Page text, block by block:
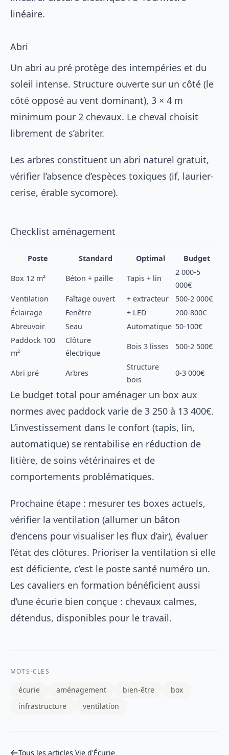
linéaire.
Abri
Un abri au pré protège des intempéries et du
soleil intense. Structure ouverte sur un côté (le
côté opposé au vent dominant), 3 × 4 m
minimum pour 2 chevaux. Le cheval choisit
librement de s’abriter.
Les arbres constituent un abri naturel gratuit,
vérifier l’absence d’espèces toxiques (if, laurier-
cerise, érable sycomore).
Checklist aménagement
Poste Standard Optimal Budget
Box 12 m² Béton + paille Tapis + lin
2 000-5
000€
Ventilation
Faîtage ouvert + extracteur
500-2 000€
Éclairage
Fenêtre + LED
200-800€
Abreuvoir
Seau Automatique 50-100€
Paddock 100
m²
Clôture
électrique
Bois 3 lisses 500-2 500€
Abri pré Arbres
Structure
bois
0-3 000€
Le budget total pour aménager un box aux
normes avec paddock varie de 3 250 à 13 400€.
L’investissement dans le confort (tapis, lin,
automatique) se rentabilise en réduction de
litière, de soins vétérinaires et de
comportements problématiques.
Prochaine étape : mesurer tes boxes actuels,
vérifier la ventilation (allumer un bâton
d’encens pour visualiser les flux d’air), évaluer
l’état des clôtures. Prioriser la ventilation si elle
est déficiente, c’est le poste santé numéro un.
Les cavaliers en formation bénéficient aussi
d’une écurie bien conçue : chevaux calmes,
détendus, disponibles pour le travail.
MOTS-CLES
écurie aménagement bien-être
box
infrastructure
ventilation
Tous les articles Vie d'Écurie